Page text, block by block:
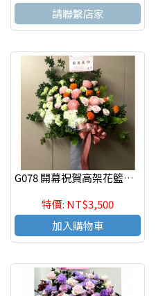
請聯繫店家
G078 開幕祝賀高架花籃、開幕藝術花籃 慶祝榮陞、開幕喬遷(一個)
特價: NT$3,500
加入購物車